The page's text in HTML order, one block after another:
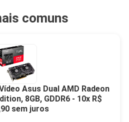
comuns
Asus Dual AMD Radeon
8GB, GDDR6 - 10x R$
sem juros